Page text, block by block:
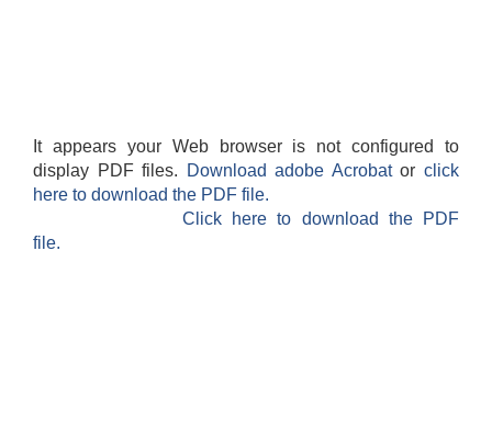
It appears your Web browser is not configured to
display PDF files.
Download adobe Acrobatorclick
here to download the PDF file.
Click here to download the PDF
file.